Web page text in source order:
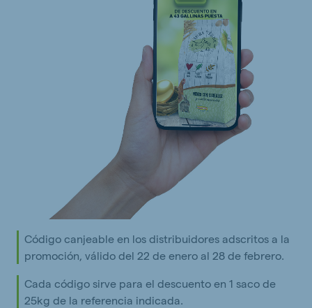
Código canjeable en los distribuidores adscritos a la
promoción, válido del 22 de enero al 28 de febrero.
Cada código sirve para el descuento en 1 saco de
25kg de la referencia indicada.